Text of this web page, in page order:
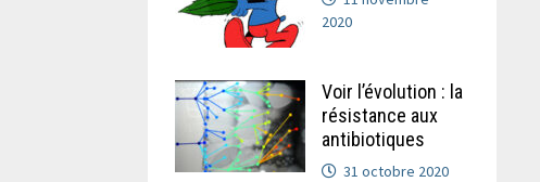
2020
Voir l’évolution : la
résistance aux
antibiotiques
31 octobre 2020